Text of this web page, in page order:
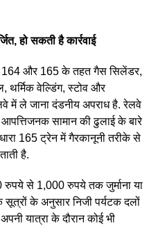
हो सकती है कार्रवाई
164 और 165 के तहत गैस सिलेंडर,
थर्मिक वेल्डिंग, स्टोव और
में ले जाना दंडनीय अपराध है. रेलवे
सामान की ढुलाई के बारे
165 ट्रेन में गैरकानूनी तरीके से
है.
से 1,000 रुपये तक जुर्माना या
सूत्रों के अनुसार निजी पर्यटक दलों
यात्रा के दौरान कोई भी